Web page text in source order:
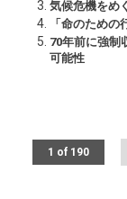
気候危機をめ
「命のため
70年前に強制
可能性
1 of 190